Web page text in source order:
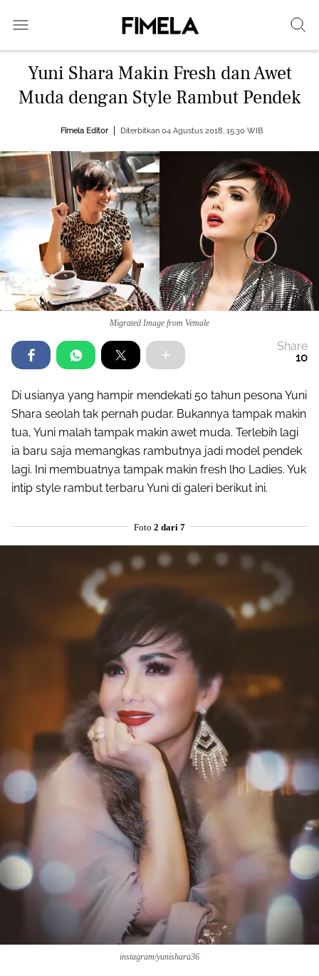
Yuni Shara Makin Fresh dan Awet
Muda dengan Style Rambut Pendek
Fimela Editor Diterbitkan 04 Agustus 2018, 15:30 WIB
Migrated Image from Vemale
Share
10
Di usianya yang hampir mendekati 50 tahun pesona Yuni
Shara seolah tak pernah pudar. Bukannya tampak makin
tua, Yuni malah tampak makin awet muda. Terlebih lagi
ia baru saja memangkas rambutnya jadi model pendek
lagi. Ini membuatnya tampak makin fresh lho Ladies. Yuk
intip style rambut terbaru Yuni di galeri berikut ini.
Foto 2 dari 7
instagram/yunishara36